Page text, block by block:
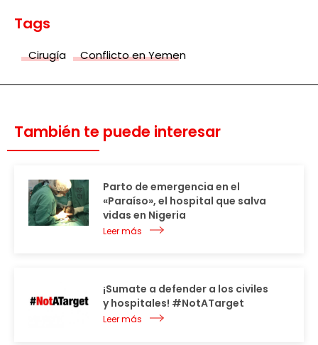
Tags
Cirugía Conflicto en Yemen
También te puede interesar
Parto de emergencia en el
«Paraíso», el hospital que salva
vidas en Nigeria
Leer más
¡Sumate a defender a los civiles
y hospitales! #NotATarget
Leer más